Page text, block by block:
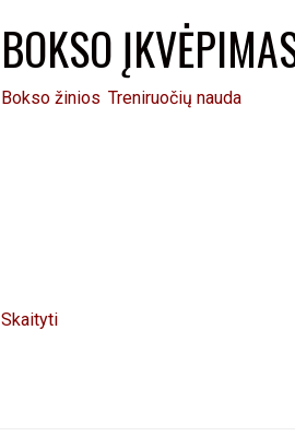
BOKSO
Bokso žinios Treniruočių nauda
Skaityti